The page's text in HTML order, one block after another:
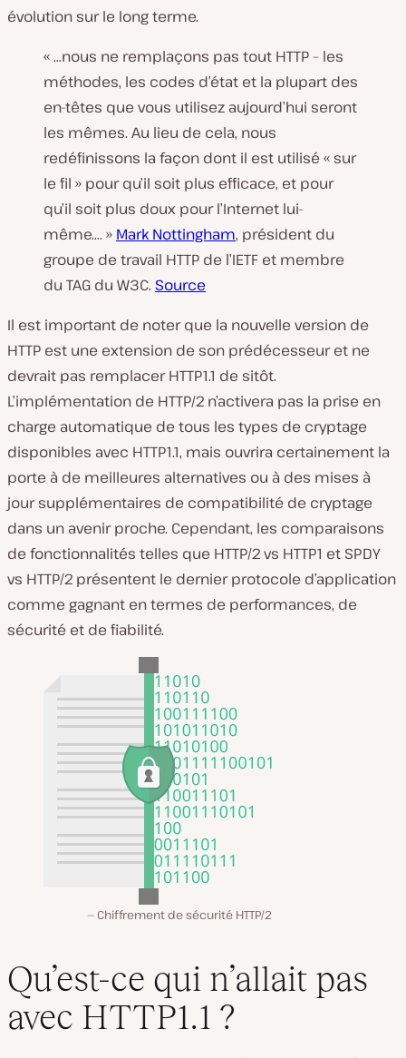
évolution sur le long terme.
« …nous ne remplaçons pas tout HTTP – les
méthodes, les codes d’état et la plupart des
en-têtes que vous utilisez aujourd’hui seront
les mêmes. Au lieu de cela, nous
redéfinissons la façon dont il est utilisé « sur
le fil » pour qu’il soit plus efficace, et pour
qu’il soit plus doux pour l’Internet lui-
même…. » Mark Nottingham, président du
groupe de travail HTTP de l’IETF et membre
du TAG du W3C. Source
Il est important de noter que la nouvelle version de
HTTP est une extension de son prédécesseur et ne
devrait pas remplacer HTTP1.1 de sitôt.
L’implémentation de HTTP/2 n’activera pas la prise en
charge automatique de tous les types de cryptage
disponibles avec HTTP1.1, mais ouvrira certainement la
porte à de meilleures alternatives ou à des mises à
jour supplémentaires de compatibilité de cryptage
dans un avenir proche. Cependant, les comparaisons
de fonctionnalités telles que HTTP/2 vs HTTP1 et SPDY
vs HTTP/2 présentent le dernier protocole d’application
comme gagnant en termes de performances, de
sécurité et de fiabilité.
Chiffrement de sécurité HTTP/2
Qu’est-ce qui n’allait pas
avec HTTP1.1 ?